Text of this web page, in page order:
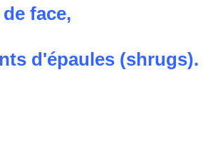
face,
d'épaules